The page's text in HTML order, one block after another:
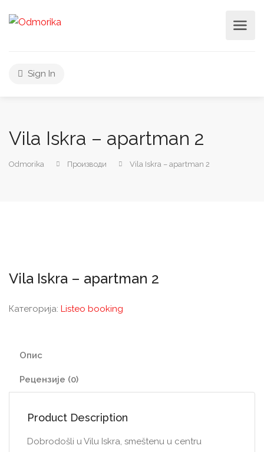
Sign In
Vila Iskra – apartman 2
Odmorika Производи Vila Iskra – apartman 2
Vila Iskra – apartman 2
Категорија: Listeo booking
Опис
Рецензије (0)
Product Description
Dobrodošli u Vilu Iskra, smeštenu u centru